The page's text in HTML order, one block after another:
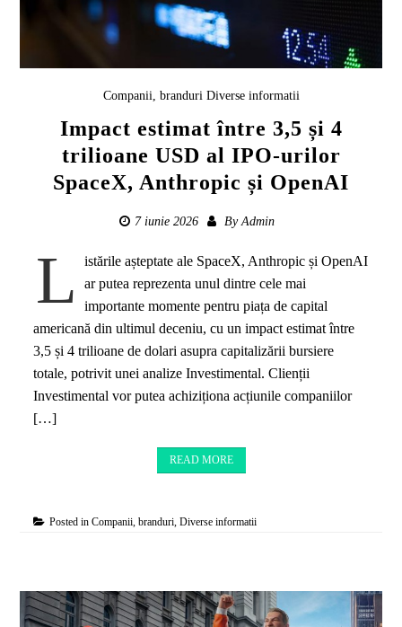
Companii, branduri Diverse informatii
Impact estimat între 3,5 și 4
trilioane USD al IPO-urilor
SpaceX, Anthropic și OpenAI
7 iunie 2026 ByAdmin
L
istările așteptate ale SpaceX, Anthropic și OpenAI
ar putea reprezenta unul dintre cele mai
importante momente pentru piața de capital
americană din ultimul deceniu, cu un impact estimat între
3,5 și 4 trilioane de dolari asupra capitalizării bursiere
totale, potrivit unei analize Investimental. Clienții
Investimental vor putea achiziționa acțiunile companiilor
[…]
READ MORE
Posted inCompanii, branduri,Diverse informatii